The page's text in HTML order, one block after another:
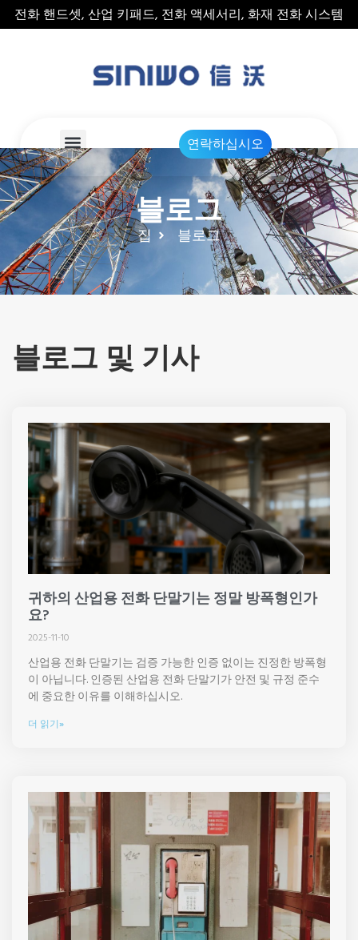
전화 핸드셋, 산업 키패드, 전화 액세서리, 화재 전화 시스템
연락하십시오
블로그
집 블로그
블로그 및 기사
귀하의 산업용 전화 단말기는 정말 방폭형인가
요?
2025-11-10
산업용 전화 단말기는 검증 가능한 인증 없이는 진정한 방폭형
이 아닙니다. 인증된 산업용 전화 단말기가 안전 및 규정 준수
에 중요한 이유를 이해하십시오.
더 읽기»